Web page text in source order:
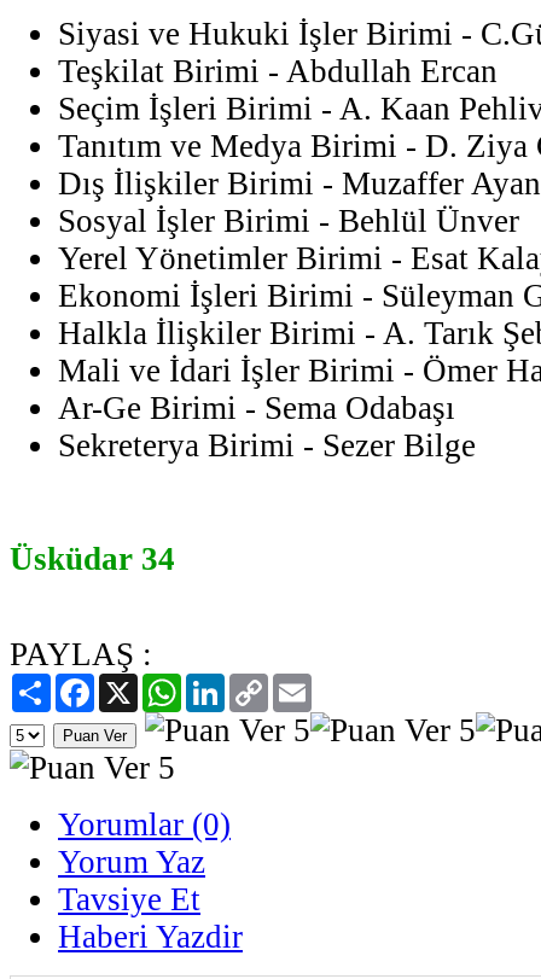
Siyasi ve Hukuki İşler Birimi -
Teşkilat Birimi - Abdullah Ercan
Seçim İşleri Birimi - A. Kaan
Tanıtım ve Medya Birimi - D.
Dış İlişkiler Birimi - Muzaffer
Sosyal İşler Birimi - Behlül Ünver
Yerel Yönetimler Birimi - Esat
Ekonomi İşleri Birimi - Süleyman
Halkla İlişkiler Birimi - A. Tarık
Mali ve İdari İşler Birimi - Ömer
Ar-Ge Birimi - Sema Odabaşı
Sekreterya Birimi - Sezer Bilge
Üsküdar 34
PAYLAŞ :
PaylaşFacebook
X WhatsAppLinkedIn
Copy
Link
Yorumlar (0)
Yorum Yaz
Tavsiye Et
Haberi Yazdir